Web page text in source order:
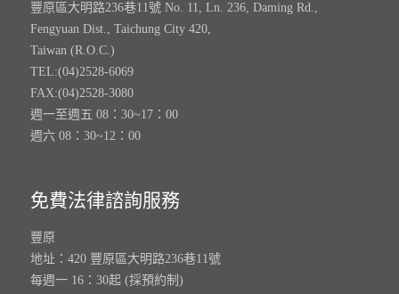
豐原區大明路236巷11號 No. 11, Ln. 236, Daming Rd.,
Fengyuan Dist., Taichung City 420,
Taiwan (R.O.C.)
TEL:(04)2528-6069
FAX:(04)2528-3080
週一至週五 08：30~17：00
週六 08：30~12：00
免費法律諮詢服務
豐原
地址：420 豐原區大明路236巷11號
每週一 16：30起 (採預約制)